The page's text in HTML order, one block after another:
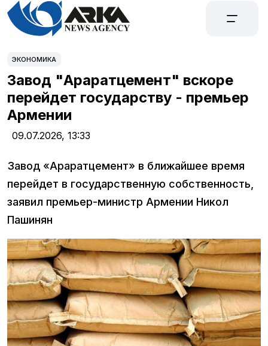
ЭКОНОМИКА
Завод "Араратцемент" вскоре
перейдет государству - премьер
Армении
09.07.2026, 13:33
Завод «Араратцемент» в ближайшее время
перейдет в государственную собственность,
заявил премьер-министр Армении Никол
Пашинян